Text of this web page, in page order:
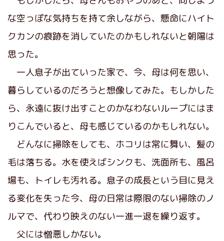
な空っぽな気持ちを持て余しながら、懸命にハイト
クカンの痕跡を消していたのかもしれないと朝陽は
思った。
一人息子が出ていった家で、今、母は何を思い、
暮らしているのだろうと想像してみた。もしかした
ら、永遠に抜け出すことのかなわないループにはま
りこんでいると、母も感じているのかもしれない。
どんなに掃除をしても、ホコリは常に舞い、髪の
毛は落ちる。水を使えばシンクも、洗面所も、風呂
場も、トイレも汚れる。息子の成長という目に見え
る変化を失った今、母の日常は際限のない掃除のノ
ルマで、代わり映えのない一進一退を繰り返す。
父には憎悪しかない。